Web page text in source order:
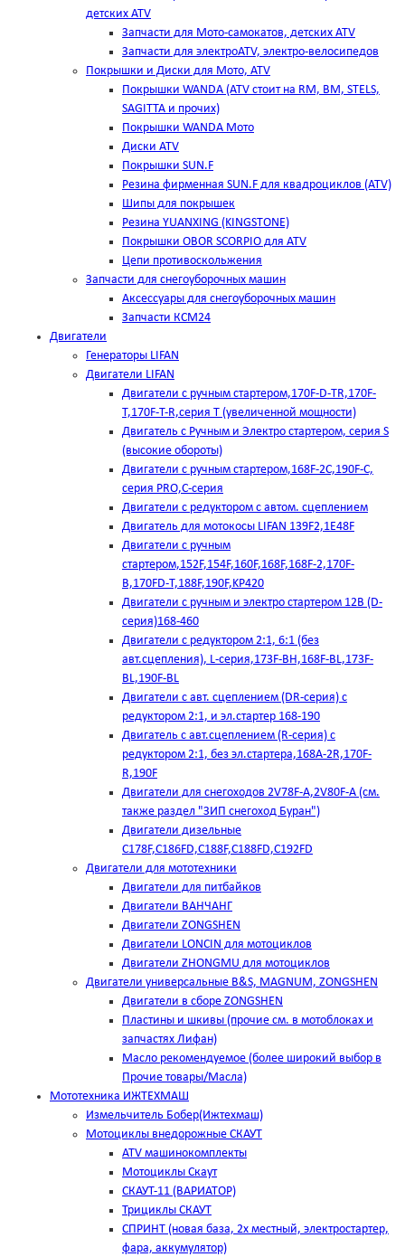
детских ATV
Запчасти для Мото-самокатов, детских ATV
Запчасти для электроATV, электро-велосипедов
Покрышки и Диски для Мото, ATV
Покрышки WANDA (АТV стоит на RM, BM, STELS,
SAGITTA и прочих)
Покрышки WANDA Мото
Диски ATV
Покрышки SUN.F
Резина фирменная SUN.F для квадроциклов (АТV)
Шипы для покрышек
Резина YUANXING (KINGSTONE)
Покрышки OBOR SCORPIO для ATV
Цепи противоскольжения
Запчасти для снегоуборочных машин
Аксессуары для снегоуборочных машин
Запчасти КСМ24
Двигатели
Генераторы LIFAN
Двигатели LIFAN
Двигатели с ручным стартером,170F-D-TR,170F-
T,170F-T-R,серия Т (увеличенной мощности)
Двигатель с Ручным и Электро стартером, серия S
(высокие обороты)
Двигатели с ручным стартером,168F-2C,190F-C,
серия PRO,C-серия
Двигатели с редуктором с автом. сцеплением
Двигатель для мотокосы LIFAN 139F2,1E48F
Двигатели с ручным
стартером,152F,154F,160F,168F,168F-2,170F-
B,170FD-T,188F,190F,KP420
Двигатели с ручным и электро стартером 12В (D-
серия)168-460
Двигатели с редуктором 2:1, 6:1 (без
авт.сцепления), L-серия,173F-BH,168F-BL,173F-
BL,190F-BL
Двигатели с авт. сцеплением (DR-серия) с
редуктором 2:1, и эл.стартер 168-190
Двигатель с авт.сцеплением (R-серия) с
редуктором 2:1, без эл.стартера,168А-2R,170F-
R,190F
Двигатели для снегоходов 2V78F-A,2V80F-A (см.
также раздел "ЗИП снегоход Буран")
Двигатели дизельные
C178F,С186FD,C188F,C188FD,C192FD
Двигатели для мототехники
Двигатели для питбайков
Двигатели ВАНЧАНГ
Двигатели ZONGSHEN
Двигатели LONCIN для мотоциклов
Двигатели ZHONGMU для мотоциклов
Двигатели универсальные B&S, MAGNUM, ZONGSHEN
Двигатели в сборе ZONGSHEN
Пластины и шкивы (прочие см. в мотоблоках и
запчастях Лифан)
Масло рекомендуемое (более широкий выбор в
Прочие товары/Масла)
Мототехника ИЖТЕХМАШ
Измельчитель Бобер(Ижтехмаш)
Мотоциклы внедорожные СКАУТ
ATV машинокомплекты
Мотоциклы Скаут
СКАУТ-11 (ВАРИАТОР)
Трициклы СКАУТ
СПРИНТ (новая база, 2х местный, электростартер,
фара, аккумулятор)